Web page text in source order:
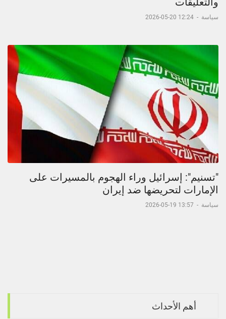
سياسة -
12:24 20-05-2026
"تسنيم": إسرائيل وراء الهجوم بالمسيرات على
الإمارات لتحريضها ضد إيران
سياسة -
13:57 19-05-2026
أهم الأحداث